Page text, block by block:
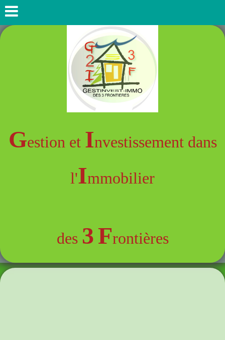
Gestion et Investissement dans
l'Immobilier
des 3Frontières